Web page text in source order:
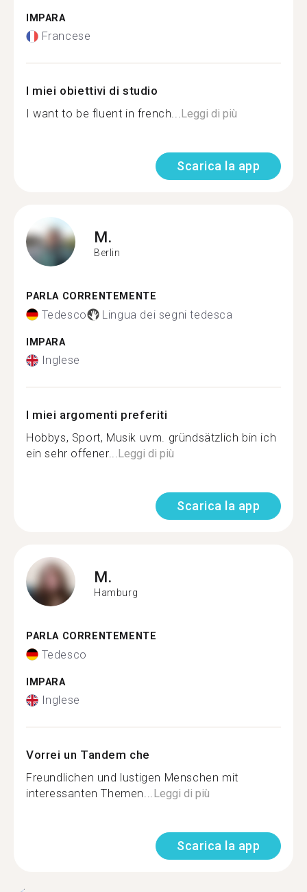
IMPARA
Francese
I miei obiettivi di studio
I want to be fluent in french...Leggi di più
Scarica la app
M.
Berlin
PARLA CORRENTEMENTE
Tedesco Lingua dei segni tedesca
IMPARA
Inglese
I miei argomenti preferiti
Hobbys, Sport, Musik uvm. gründsätzlich bin ich
ein sehr offener...Leggi di più
Scarica la app
M.
Hamburg
PARLA CORRENTEMENTE
Tedesco
IMPARA
Inglese
Vorrei un Tandem che
Freundlichen und lustigen Menschen mit
interessanten Themen...Leggi di più
Scarica la app